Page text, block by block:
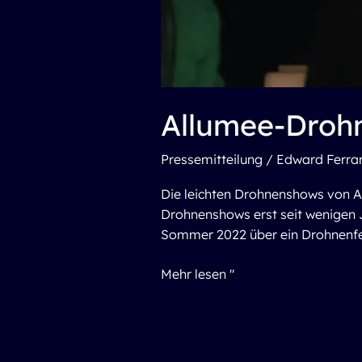
Allumee-
Pressemitteilung / Edward
Die leichten Drohnenshows von
Drohnenshows erst seit
Sommer 2022 über ein
Mehr lesen "